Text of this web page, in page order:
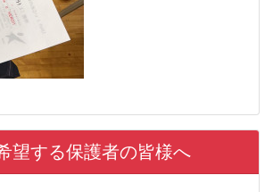
望する保護者の皆様へ